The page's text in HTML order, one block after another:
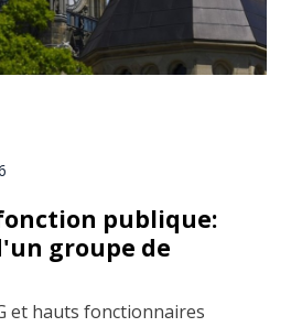
publique:
groupe de
et hauts fonctionnaires